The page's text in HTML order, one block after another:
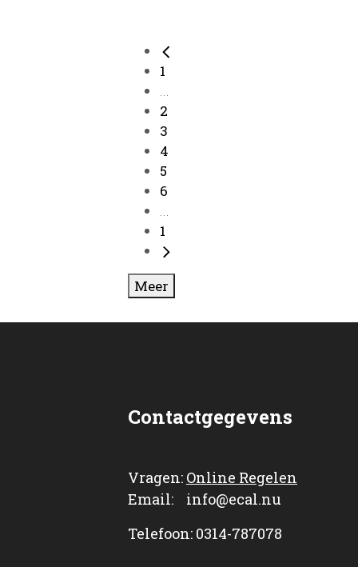
1
...
2
3
4
5
6
...
1
Meer
Contactgegevens
Vragen: Online Regelen
Email: info@ecal.nu
Telefoon: 0314-787078